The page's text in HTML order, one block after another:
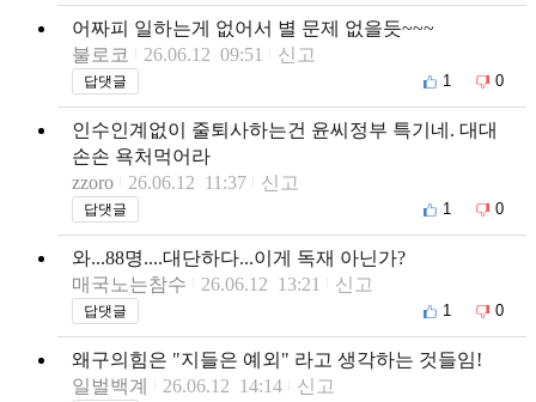
어짜피 일하는게 없어서 별 문제 없을듯~~~
불로코
26.06.12 09:51 신고
답댓글 1 0
인수인계없이 줄퇴사하는건 윤씨정부 특기네. 대대
손손 욕처먹어라
zzoro
26.06.12 11:37 신고
답댓글 1 0
와...88명....대단하다...이게 독재 아닌가?
매국노는참수
26.06.12 13:21 신고
답댓글 1 0
왜구의힘은 "지들은 예외" 라고 생각하는 것들임!
일벌백계
26.06.12 14:14 신고